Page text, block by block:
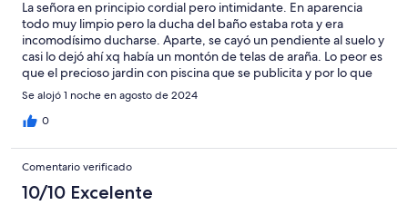
La señora en principio cordial pero intimidante. En aparencia
todo muy limpio pero la ducha del baño estaba rota y era
incomodísimo ducharse. Aparte, se cayó un pendiente al suelo y
casi lo dejó ahí xq había un montón de telas de araña. Lo peor es
que el precioso jardin con piscina que se publicita y por lo que
escogí expresamente ese alojamiento y no otro era de uso
exclusivo de la señora, no habia acceso y ni siquiera se nos dio
opción alguna. La cama estaba hundida de un lado y rodabas
Se alojó 1 noche en agosto de 2024
0
Comentario verificado
10/10 Excelente